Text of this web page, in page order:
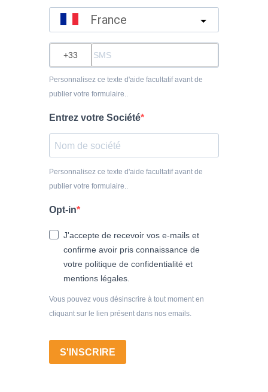
France
Personnalisez ce texte d'aide facultatif avant de
publier votre formulaire..
Entrez votre Société
Personnalisez ce texte d'aide facultatif avant de
publier votre formulaire..
Opt-in
J'accepte de recevoir vos e-mails et
confirme avoir pris connaissance de
votre politique de confidentialité et
mentions légales.
Vous pouvez vous désinscrire à tout moment en
cliquant sur le lien présent dans nos emails.
S'INSCRIRE